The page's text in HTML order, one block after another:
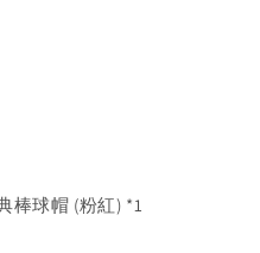
棒球帽 (粉紅) *1